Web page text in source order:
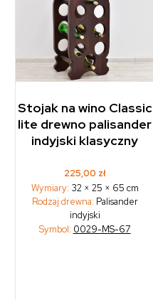
Stojak na wino Classic
lite drewno palisander
indyjski klasyczny
225,00 zł
Wymiary: 32 × 25 × 65 cm
Rodzaj drewna: Palisander
indyjski
Symbol: 0029-MS-67